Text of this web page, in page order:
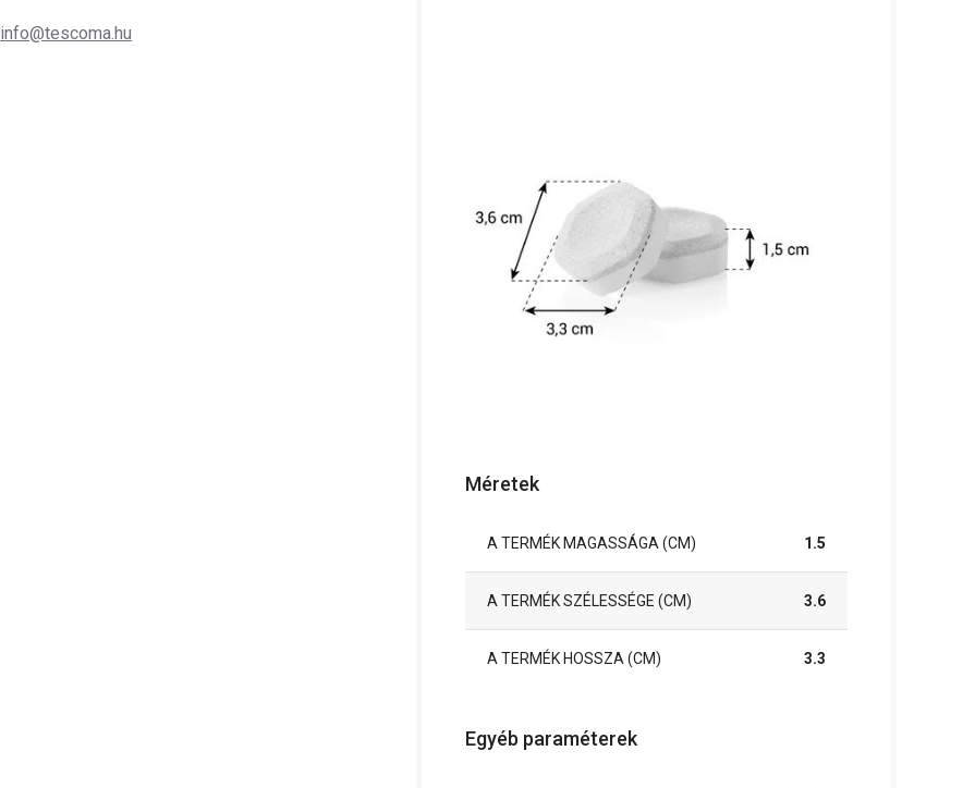
info@tescoma.hu
Méretek
A TERMÉK MAGASSÁGA (CM) 1.5
A TERMÉK SZÉLESSÉGE (CM) 3.6
A TERMÉK HOSSZA (CM) 3.3
Egyéb paraméterek